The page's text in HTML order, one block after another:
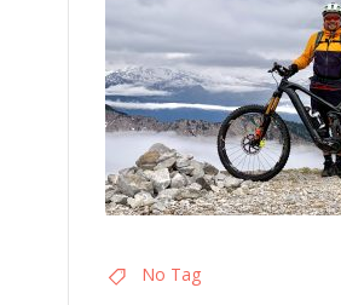
No Tag